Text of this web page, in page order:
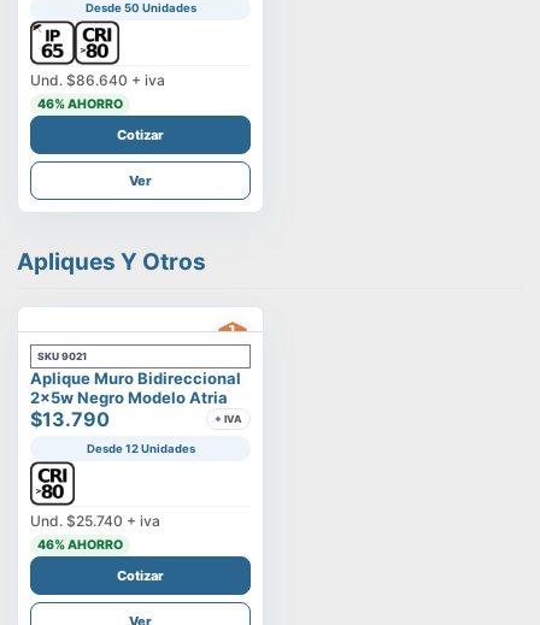
Desde 50 Unidades
Und. $86.640 + iva
46% AHORRO
Cotizar
Ver
Apliques Y Otros
SKU 9021
Aplique Muro Bidireccional
2x5w Negro Modelo Atria
$13.790 + IVA
Desde 12 Unidades
Und. $25.740 + iva
46% AHORRO
Cotizar
Ver